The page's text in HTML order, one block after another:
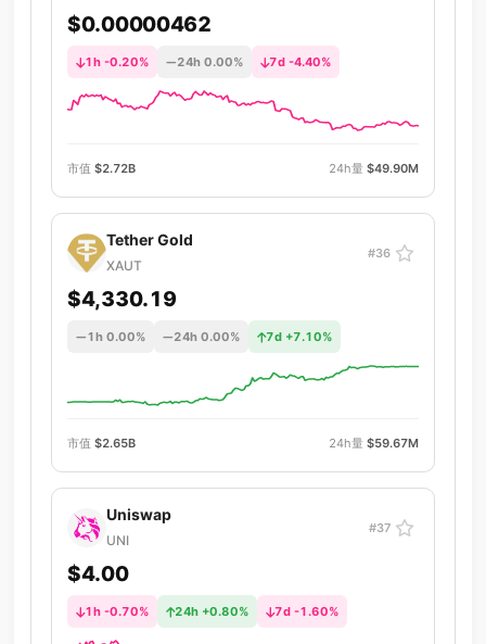
$0.00000462
1h -0.20% 24h 0.00% 7d -4.40%
市值 $2.72B 24h量 $49.90M
Tether Gold
XAUT
#36
$4,330.19
1h 0.00% 24h 0.00% 7d +7.10%
市值 $2.65B 24h量 $59.67M
Uniswap
UNI
#37
$4.00
1h -0.70% 24h +0.80% 7d -1.60%